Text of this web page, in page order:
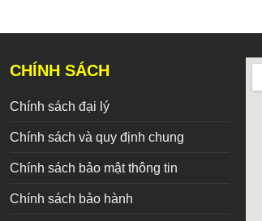
CHÍNH SÁCH
Chính sách đại lý
Chính sách và quy định chung
Chính sách bảo mật thông tin
Chính sách bảo hành